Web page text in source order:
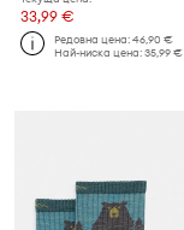
33,99 €
Редовна цена:46,90 €
Най-ниска цена:35,99 €